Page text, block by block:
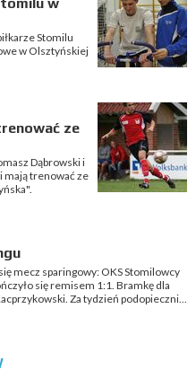
Stomilu
w Olsztyńskiej
ze
Dąbrowski i
mają trenować ze
mecz sparingowy: OKS Stomilowcy
się remisem 1:1. Bramkę dla
Za tydzień podopieczni...